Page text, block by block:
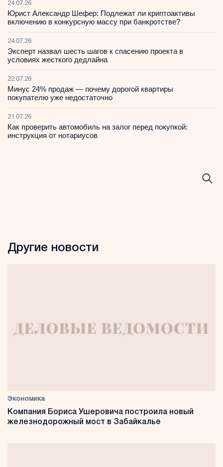
24.07.26
Юрист Александр Шефер: Подлежат ли криптоактивы
включению в конкурсную массу при банкротстве?
24.07.26
Эксперт назвал шесть шагов к спасению проекта в
условиях жесткого дедлайна
22.07.26
Минус 24% продаж — почему дорогой квартиры
покупателю уже недостаточно
21.07.26
Как проверить автомобиль на залог перед покупкой:
инструкция от нотариусов
Другие новости
Экономика
Компания Бориса Ушеровича построила новый
железнодорожный мост в Забайкалье